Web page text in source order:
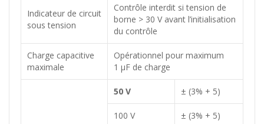
Indicateur de circuit
sous tension
Contrôle interdit si tension de
borne > 30 V avant l’initialisation
du contrôle
Charge capacitive
maximale
Opérationnel pour maximum
1 µF de charge
50 V ± (3% + 5)
100 V ± (3% + 5)